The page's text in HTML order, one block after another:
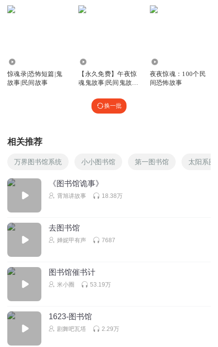
惊魂录|恐怖短篇|鬼
故事|民间故事
【永久免费】午夜惊
魂鬼故事|民间鬼故
夜夜惊魂：100个民
间恐怖故事
换一批
相关推荐
万界图书馆系统 小小图书馆 第一图书馆 太阳系图
《图书馆诡事》
霄旭讲故事 18.38万
去图书馆
婵妮甲有声 7687
图书馆催书计
米小圈 53.19万
1623-图书馆
剧舞吧瓦塔 2.29万